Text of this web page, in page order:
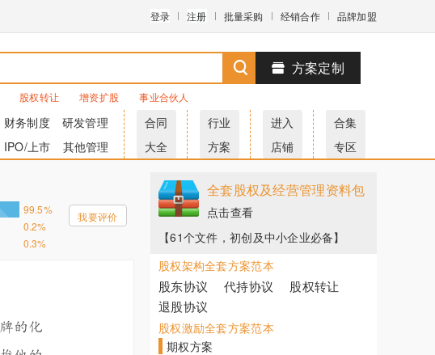
登录 注册 批量采购 经销合作 品牌加盟
股权转让 增资扩股 事业合伙人
方案定制
财务制度
研发管理
IPO/上市 其他管理
合同
大全
行业
方案
进入
店铺
合集
专区
99.5%
0.2%
0.3%
我要评价
全套股权及经营管理资料包
点击查看
【61个文件，初创及中小企业必备】
股权架构全套方案范本
股东协议 代持协议
股权转让
退股协议
股权激励全套方案范本
期权方案